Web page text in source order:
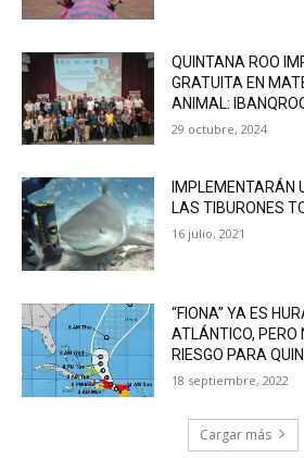
QUINTANA ROO
GRATUITA EN
ANIMAL:
29 octubre, 2024
IMPLEMENTARÁN
LAS TIBURONES
16 julio, 2021
“FIONA” YA ES
ATLÁNTICO, PERO
RIESGO PARA
18 septiembre, 2022
Cargar más